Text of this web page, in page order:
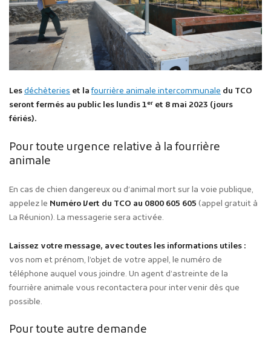
Lesdéchèteries et lafourrière animale intercommunale du TCO
seront fermés au public les lundis 1er et 8 mai 2023 (jours
fériés).
Pour toute urgence relative à la fourrière
animale
En cas de chien dangereux ou d’animal mort sur la voie publique,
appelez le Numéro Vert du TCO au 0800 605 605 (appel gratuit à
La Réunion). La messagerie sera activée.
Laissez votre message, avec toutes les informations utiles :
vos nom et prénom, l’objet de votre appel, le numéro de
téléphone auquel vous joindre. Un agent d’astreinte de la
fourrière animale vous recontactera pour intervenir dès que
possible.
Pour toute autre demande